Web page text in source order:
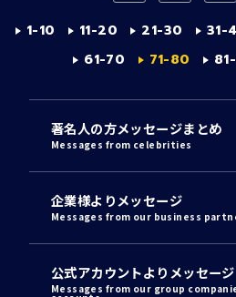
1-10 11-20 21-30 31-
61-70
71-80
著名人の方メッセージまとめ
Messages from celebrities
企業様よりメッセージ
Messages from our business
公式アカウントよりメッセージ
Messages from our group